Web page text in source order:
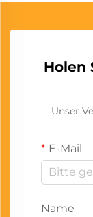
Holen
Unser
E-Mail
Name